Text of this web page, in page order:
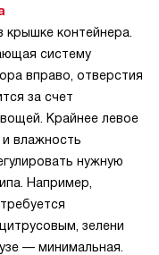
крышке контейнера.
систему
вправо, отверстия
за счет
Крайнее левое
влажность
нужную
Например,
зелени
— минимальная.